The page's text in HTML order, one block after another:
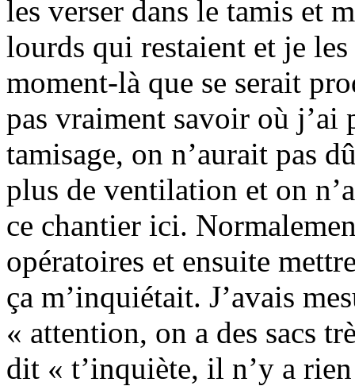
les verser dans le tamis et
lourds qui restaient et je les
moment-là que se serait
pas vraiment savoir où j’ai
tamisage, on n’aurait pas
plus de ventilation et on
ce chantier ici.
opératoires et ensuite
ça m’inquiétait. J’avais
« attention, on a des sacs
dit « t’inquiète, il n’y a